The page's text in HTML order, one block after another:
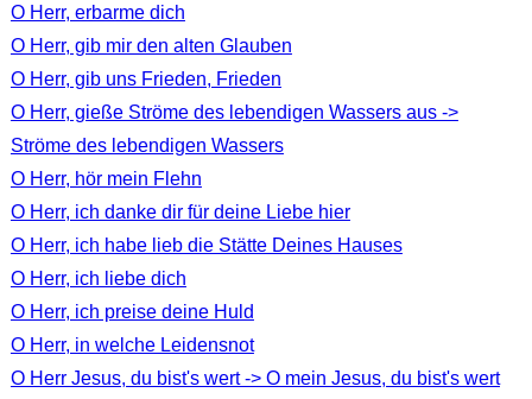
O Herr, erbarme dich
O Herr, gib mir den alten Glauben
O Herr, gib uns Frieden, Frieden
O Herr, gieße Ströme des lebendigen Wassers aus ->
Ströme des lebendigen Wassers
O Herr, hör mein Flehn
O Herr, ich danke dir für deine Liebe hier
O Herr, ich habe lieb die Stätte Deines Hauses
O Herr, ich liebe dich
O Herr, ich preise deine Huld
O Herr, in welche Leidensnot
O Herr Jesus, du bist's wert -> O mein Jesus, du bist's wert